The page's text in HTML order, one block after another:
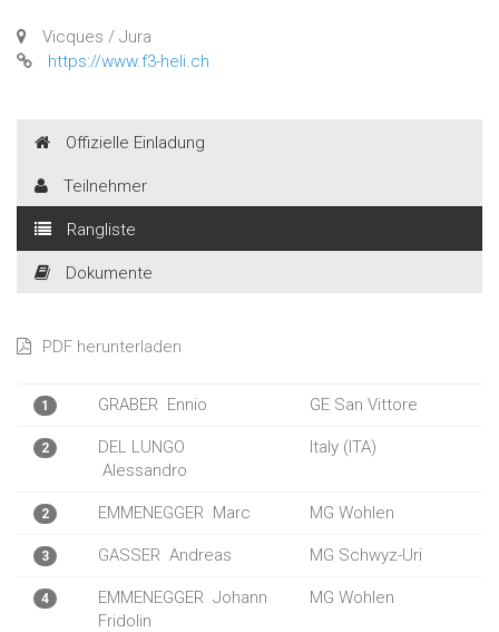
Vicques / Jura
https://www.f3-heli.ch
Offizielle Einladung
Teilnehmer
Rangliste
Dokumente
PDF herunterladen
1 GRABER Ennio GE San Vittore
2
DEL LUNGO
Alessandro
Italy (ITA)
2 EMMENEGGER Marc MG Wohlen
3 GASSER Andreas MG Schwyz-Uri
4 EMMENEGGER Johann
Fridolin
MG Wohlen